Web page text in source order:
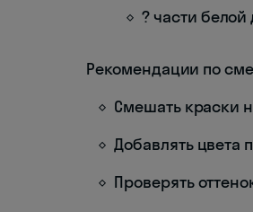
? части белой
Рекомендации по
Смешать краски
Добавлять цвета
Проверять